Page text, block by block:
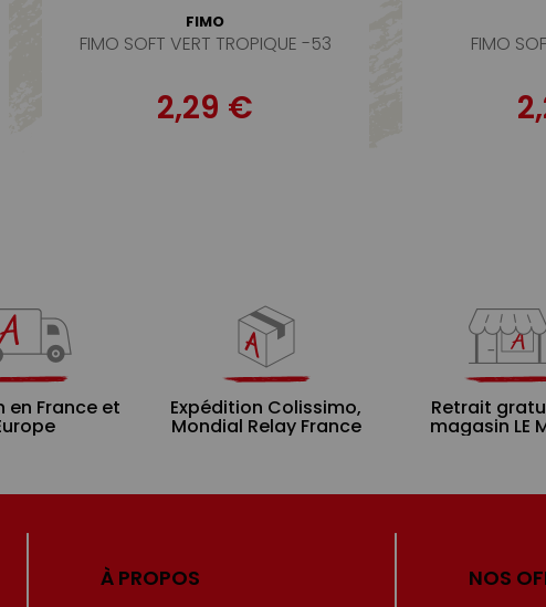
FIMO
FIMO SOFT VERT TROPIQUE -53
2,29 €
FIMO
en France et Expédition Colissimo,
Mondial Relay France
Retrait
magasin LE
À PROPOS NOS